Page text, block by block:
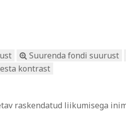
Suurenda fondi suurust
kontrast
raskendatud liikumisega